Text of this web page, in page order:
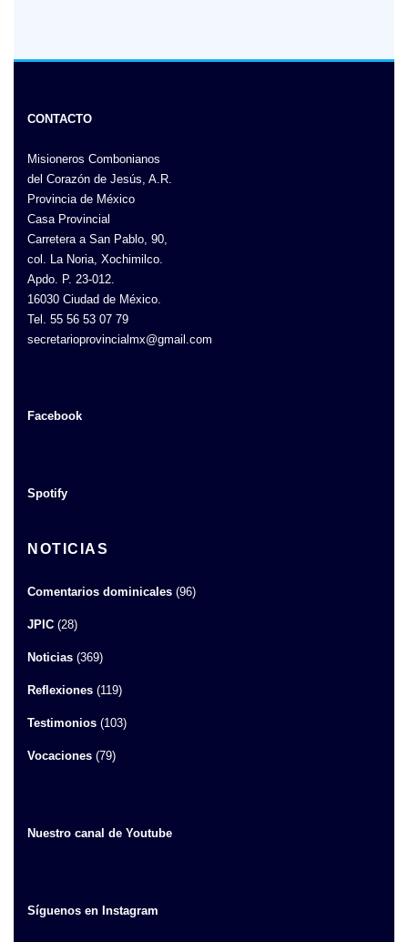
CONTACTO
Misioneros Combonianos
del Corazón de Jesús, A.R.
Provincia de México
Casa Provincial
Carretera a San Pablo, 90,
col. La Noria, Xochimilco.
Apdo. P. 23-012.
16030 Ciudad de México.
Tel. 55 56 53 07 79
secretarioprovincialmx@gmail.com
Facebook
Spotify
NOTICIAS
Comentarios dominicales (96)
JPIC (28)
Noticias (369)
Reflexiones (119)
Testimonios (103)
Vocaciones (79)
Nuestro canal de Youtube
Síguenos en Instagram